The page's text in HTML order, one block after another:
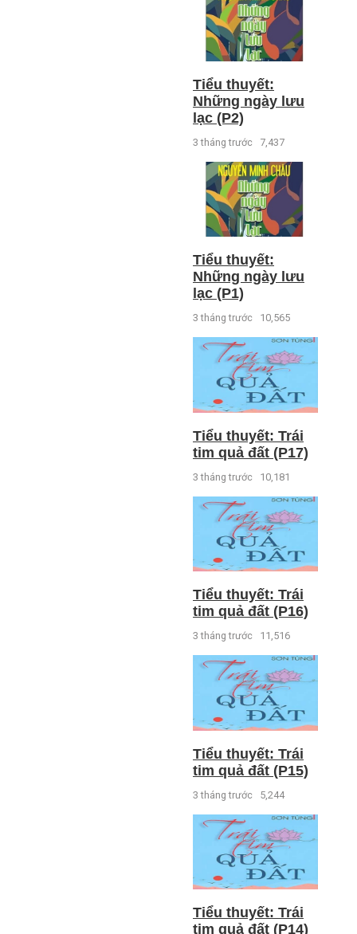
Tiểu thuyết:
Những ngày lưu
lạc (P2)
3 tháng trước 7,437
Tiểu thuyết:
Những ngày lưu
lạc (P1)
3 tháng trước 10,565
Tiểu thuyết: Trái
tim quả đất (P17)
3 tháng trước 10,181
Tiểu thuyết: Trái
tim quả đất (P16)
3 tháng trước 11,516
Tiểu thuyết: Trái
tim quả đất (P15)
3 tháng trước 5,244
Tiểu thuyết: Trái
tim quả đất (P14)